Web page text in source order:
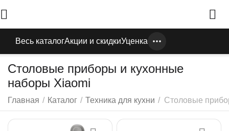
Весь каталогАкции и скидкиУценка
Столовые приборы и кухонные
наборы Xiaomi
Главная / Каталог / Техника для кухни / Столовые